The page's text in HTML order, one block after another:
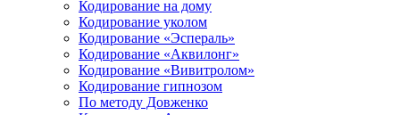
Кодирование на дому
Кодирование уколом
Кодирование «Эспераль»
Кодирование «Аквилонг»
Кодирование «Вивитролом»
Кодирование гипнозом
По методу Довженко